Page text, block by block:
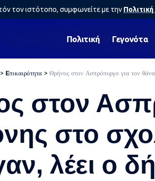
τον ιστότοπο, συμφωνείτε με την
Πολιτική Γεγονότα
> Eπικαιρότητα > Θρήνος στον Ασπρόπυργο για τον
στον
στο
λέει ο